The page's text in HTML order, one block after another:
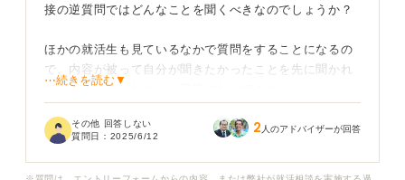
接の逆質問ではどんなことを聞くべきなのでしょうか？
ほかの就活生も見ているなかで質問をすることになるの
で、内容が被って自分が聞きたかったことを先に聞かれ
てしまうかもしれないと不安になってきました。
仮に質問できたとしても、ほかの就活生からの質問のほ
⋯続きを読む▼
その他 回答しない
質問日： 2025/6/12 2 人のアドバイザーが回答